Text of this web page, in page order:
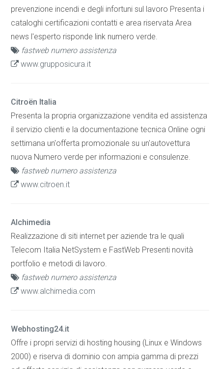
prevenzione incendi e degli infortuni sul lavoro Presenta i
cataloghi certificazioni contatti e area riservata Area
news l'esperto risponde link numero verde.
fastweb numero assistenza
www.grupposicura.it
Citroën Italia
Presenta la propria organizzazione vendita ed assistenza
il servizio clienti e la documentazione tecnica Online ogni
settimana un'offerta promozionale su un'autovettura
nuova Numero verde per informazioni e consulenze.
fastweb numero assistenza
www.citroen.it
Alchimedia
Realizzazione di siti internet per aziende tra le quali
Telecom Italia NetSystem e FastWeb Presenti novità
portfolio e metodi di lavoro.
fastweb numero assistenza
www.alchimedia.com
Webhosting24.it
Offre i propri servizi di hosting housing (Linux e Windows
2000) e riserva di dominio con ampia gamma di prezzi